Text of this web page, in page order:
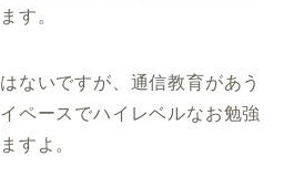
す。
ないですが、通信教育があう
ペースでハイレベルなお勉強
すよ。